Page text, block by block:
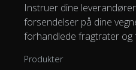
Instruer dine
forsendelser på dine
forhandlede fragtrater
Produkter